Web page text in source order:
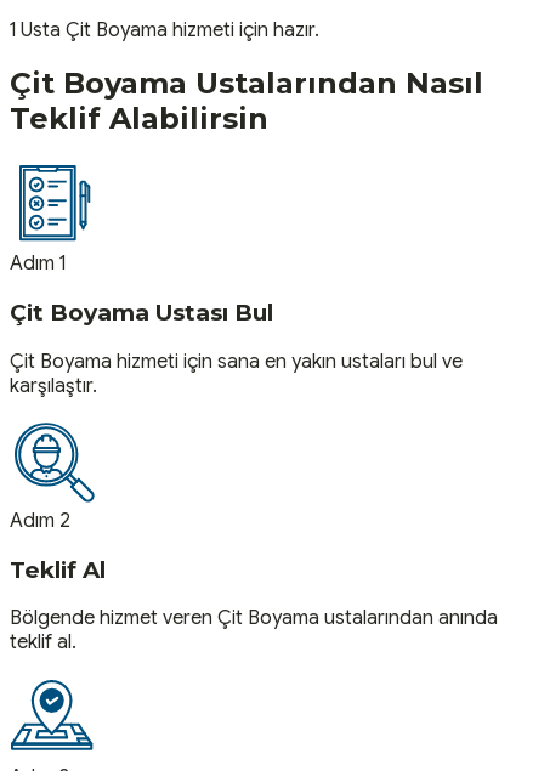
1 Usta Çit Boyama hizmeti için hazır.
Çit Boyama Ustalarından Nasıl
Teklif Alabilirsin
Adım 1
Çit Boyama Ustası Bul
Çit Boyama hizmeti için sana en yakın ustaları bul ve
karşılaştır.
Adım 2
Teklif Al
Bölgende hizmet veren Çit Boyama ustalarından anında
teklif al.